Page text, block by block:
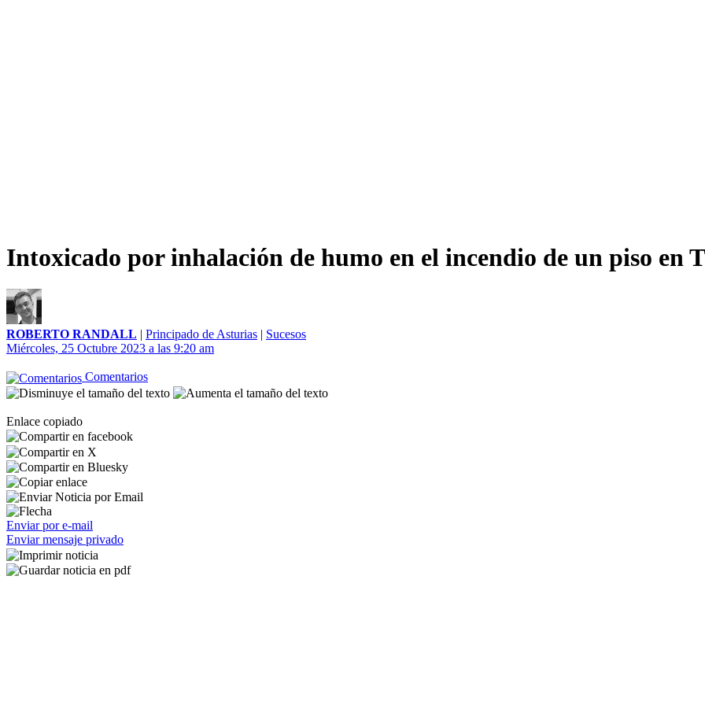
Intoxicado por inhalación de humo en el incendio de un piso en
ROBERTO RANDALL | Principado de Asturias | Sucesos
Miércoles, 25 Octubre 2023 a las 9:20 am
Comentarios
Enlace copiado
Enviar por e-mail
Enviar mensaje privado